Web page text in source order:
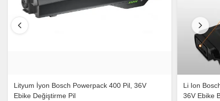
Lityum İyon Bosch Powerpack 400 Pil, 36V
Ebike Değiştirme Pil
Li Ion
36V Ebike